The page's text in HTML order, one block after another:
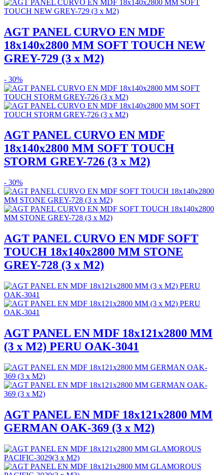
AGT PANEL CURVO EN MDF
18x140x2800 MM SOFT TOUCH NEW
GREY-729 (3 x M2)
- 30%
AGT PANEL CURVO EN MDF
18x140x2800 MM SOFT TOUCH
STORM GREY-726 (3 x M2)
- 30%
AGT PANEL CURVO EN MDF SOFT
TOUCH 18x140x2800 MM STONE
GREY-728 (3 x M2)
AGT PANEL EN MDF 18x121x2800 MM
(3 x M2) PERU OAK-3041
AGT PANEL EN MDF 18x121x2800 MM
GERMAN OAK-369 (3 x M2)